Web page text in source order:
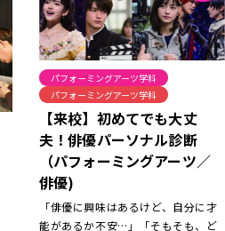
パフォーミングアーツ学科
パフォーミングアーツ学科
【来校】初めてでも大丈
夫！俳優パーソナル診断
（パフォーミングアーツ／
俳優)
「俳優に興味はあるけど、自分に才
能があるか不安…」「そもそも、ど